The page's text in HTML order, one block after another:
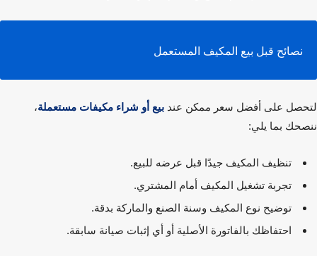
نصائح قبل بيع المكيف المستعمل
على أفضل سعر ممكن عندبيع أو شراء مكيفات مستعملة،
بما يلي:
تنظيف المكيف جيدًا قبل عرضه للبيع.
تجربة تشغيل المكيف أمام المشتري.
توضيح نوع المكيف وسنة الصنع والماركة بدقة.
احتفاظك بالفاتورة الأصلية أو أي إثبات صيانة سابقة.